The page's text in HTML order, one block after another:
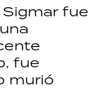
fue
fue
murió